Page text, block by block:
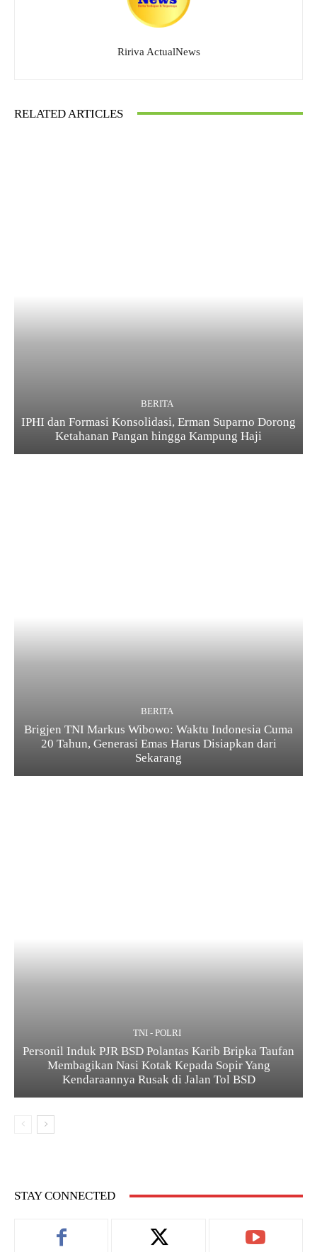
Ririva ActualNews
RELATED ARTICLES
BERITA
IPHI dan Formasi Konsolidasi, Erman Suparno Dorong
Ketahanan Pangan hingga Kampung Haji
BERITA
Brigjen TNI Markus Wibowo: Waktu Indonesia Cuma
20 Tahun, Generasi Emas Harus Disiapkan dari
Sekarang
TNI - POLRI
Personil Induk PJR BSD Polantas Karib Bripka Taufan
Membagikan Nasi Kotak Kepada Sopir Yang
Kendaraannya Rusak di Jalan Tol BSD
STAY CONNECTED